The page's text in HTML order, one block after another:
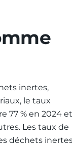
inertes,
le taux
77 % en 2024 et
Les taux de
déchets